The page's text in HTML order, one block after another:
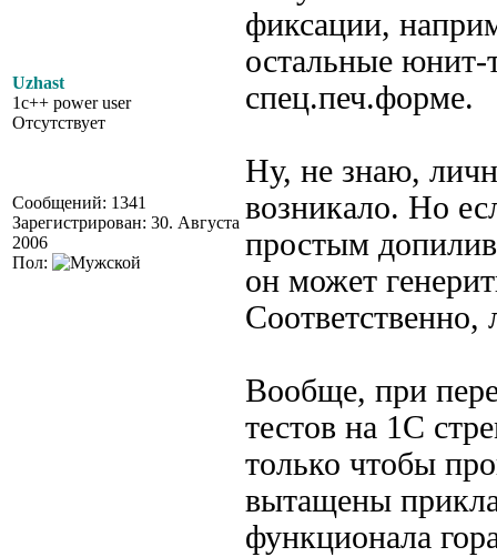
Uzhast
1c++ power user
Отсутствует
Сообщений: 1341
Зарегистрирован: 30. Августа
2006
Пол:
фиксации,
остальные юнит-
спец.печ.форме.
Ну, не знаю,
возникало. Но
простым
он может
Вообще, при
тестов на 1С
только чтобы
вытащены
функционала